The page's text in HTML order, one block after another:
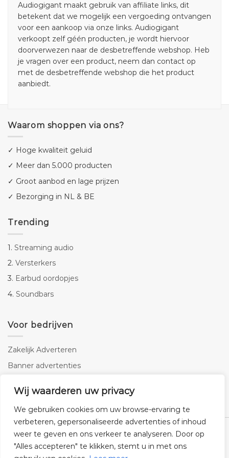
Wij waarderen uw privacy
We gebruiken cookies om uw browse-ervaring te
verbeteren, gepersonaliseerde advertenties of inhoud
weer te geven en ons verkeer te analyseren. Door op
"Alles accepteren" te klikken, stemt u in met ons
Audiogigant maakt gebruik van affiliate links, dit
betekent dat we mogelijk een vergoeding ontvangen
voor een aankoop via onze links. Audiogigant
verkoopt zelf géén producten, je wordt hiervoor
doorverwezen naar de desbetreffende webshop. Heb
je vragen over een product, neem dan contact op
met de desbetreffende webshop die het product
aanbiedt.
Waarom shoppen via ons?
✓ Hoge kwaliteit geluid
✓ Meer dan 5.000 producten
✓ Groot aanbod en lage prijzen
✓ Bezorging in NL & BE
Trending
1. Streaming audio
2. Versterkers
3. Earbud oordopjes
4. Soundbars
Voor bedrijven
Zakelijk Adverteren
Banner advertenties
SEO copywriting